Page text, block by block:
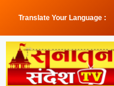
Translate Your Language :